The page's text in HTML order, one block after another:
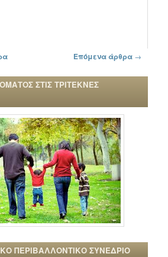
Επόμενα άρθρα →
ΣΤΙΣ ΤΡΙΤΕΚΝΕΣ
ΠΕΡΙΒΑΛΛΟΝΤΙΚΟ ΣΥΝΕΔΡΙΟ